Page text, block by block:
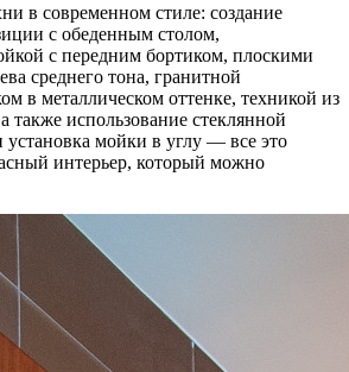
в современном стиле: создание
с обеденным столом,
с передним бортиком, плоскими
среднего тона, гранитной
в металлическом оттенке, техникой из
также использование стеклянной
установка мойки в углу — все это
интерьер, который можно